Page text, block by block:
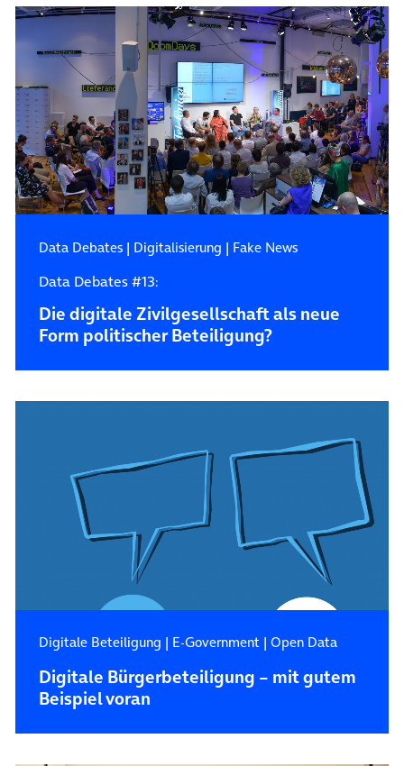
Data Debates| Digitalisierung | Fake News
Data Debates #13:
Die digitale Zivilgesellschaft als neue
Form politischer Beteiligung?
Digitale Beteiligung | E-Government| Open Data
Digitale Bürgerbeteiligung – mit gutem
Beispiel voran